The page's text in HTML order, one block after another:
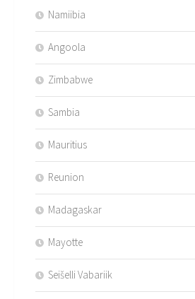
Namiibia
Angoola
Zimbabwe
Sambia
Mauritius
Reunion
Madagaskar
Mayotte
Seišelli Vabariik